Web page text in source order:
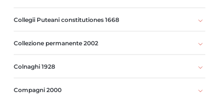
Collegii Puteani constitutiones 1668
Collezione permanente 2002
Colnaghi 1928
Compagni 2000